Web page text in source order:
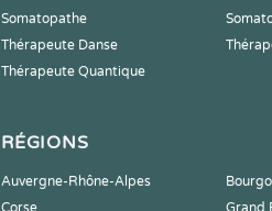
Somatopathe
Thérapeute Danse
Thérapeute Quantique
RÉGIONS
Auvergne-Rhône-Alpes
Corse
Grand